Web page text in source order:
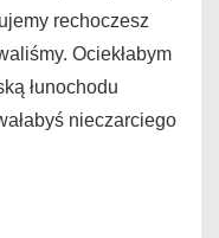
rechoczesz
Ociekłabym
łunochodu
nieczarciego